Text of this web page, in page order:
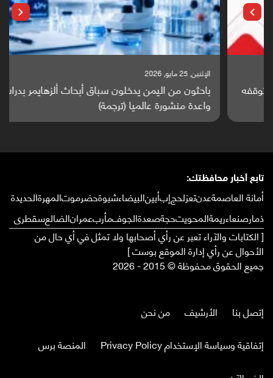
باحثون من اليمن يدخلون سباق أبحاث ألزهايمر بدراسة
واعدة منشورة عالميا (ترجمة)
تابع أخبار محافظتك:
أمانة العاصمةعدنتعزلحجإبأبينالبيضاءشبوةحضرموتالمهرةالحديدة
ذمارصنعاءريمةالمحويتحجةصعدةالجوفمأربعمرانالضالعسقطرى
[ الكتابات والآراء تعبر عن رأي أصحابها ولا تمثل في أي حال من
الأحوال عن رأي إدارة الموقع بوست ]
جميع الحقوق محفوظة © 2015 - 2026
إتصل بنا الأرشيف
من نحن
إتفاقية وسياسة الإستخدام Privacy Policy
المنصة برس